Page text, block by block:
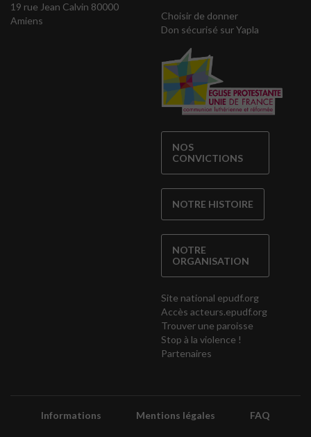
19 rue Jean Calvin 80000
Amiens
Choisir de donner
Don sécurisé sur Yapla
NOS
CONVICTIONS
NOTRE HISTOIRE
NOTRE
ORGANISATION
Site national epudf.org
Accès acteurs.epudf.org
Trouver une paroisse
Stop à la violence !
Partenaires
Informations Mentions légales FAQ